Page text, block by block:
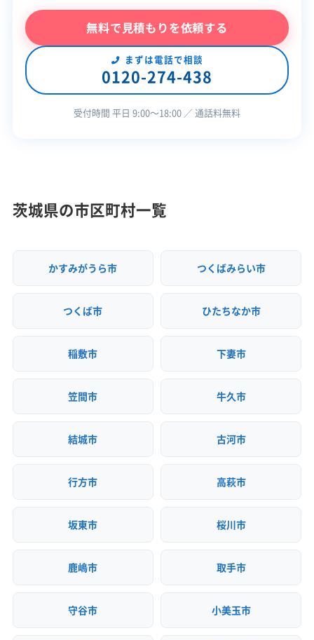
国土交通大臣：第028171号
この解体業者の特徴
応・サー
ビス
建設リサイクル届
無料で見積もりを依頼する
まずは電話で相談
0120-274-438
受付時間 平日 9:00〜18:00 ／ 通話料無料
茨城県の市区町村一覧
かすみがうら市 つくばみらい市
つくば市 ひたちなか市
稲敷市 下妻市
笠間市 牛久市
結城市 古河市
行方市 高萩市
坂東市 桜川市
鹿嶋市 取手市
守谷市 小美玉市